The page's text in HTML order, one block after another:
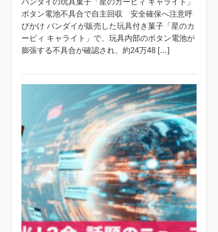
バンダイの玩具菓子「星のカービィ キャライト」
ボタン電池不具合で自主回収 安全確保へ注意呼
びかけ バンダイが販売した玩具付き菓子「星のカ
ービィ キャライト」で、玩具内部のボタン電池が
膨張する不具合が確認され、約24万48 […]